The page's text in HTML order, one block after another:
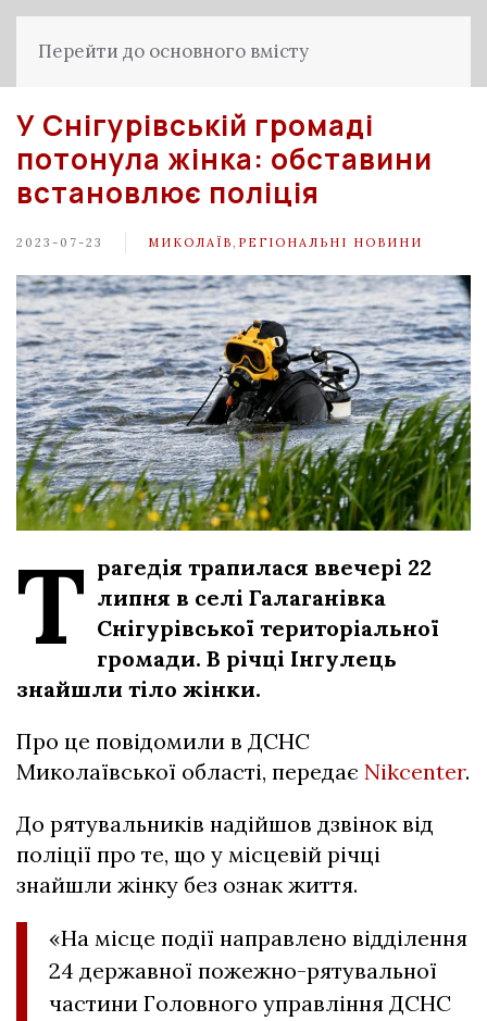
Перейти до основного вмісту
У Снігурівській громаді
потонула жінка: обставини
встановлює поліція
2023-07-23 МИКОЛАЇВ РЕГІОНАЛЬНІ НОВИНИ
Т рагедія трапилася ввечері 22
липня в селі Галаганівка
Снігурівської територіальної
громади. В річці Інгулець
знайшли тіло жінки.
Про це повідомили в ДСНС
Миколаївської області, передає Nikcenter.
До рятувальників надійшов дзвінок від
поліції про те, що у місцевій річці
знайшли жінку без ознак життя.
«На місце події направлено відділення
24 державної пожежно-рятувальної
частини Головного управління ДСНС